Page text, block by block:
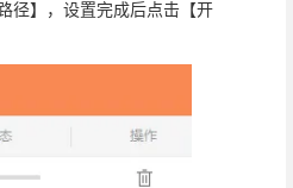
径】，设置完成后点击【开